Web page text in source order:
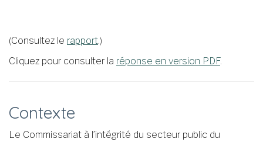
(Consultez le rapport.)
Cliquez pour consulter la réponse en version PDF.
Contexte
Le Commissariat à l’intégrité du secteur public du